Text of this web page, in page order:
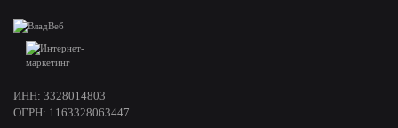
ИНН: 3328014803
ОГРН: 1163328063447